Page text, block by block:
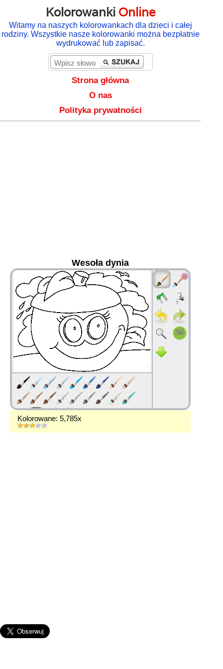
Kolorowanki Online
Witamy na naszych kolorowankach dla dzieci i całej
rodziny. Wszystkie nasze kolorowanki można bezpłatnie
wydrukować lub zapisać.
Strona główna
O nas
Polityka prywatności
Wesoła dynia
Kolorowane: 5,785x